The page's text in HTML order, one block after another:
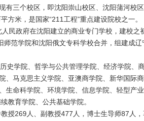
有三个校区，即沈阳崇山校区、沈阳蒲河校
方米，是国家“211工程”重点建设院校之一。
民政府在沈阳建立的商业专门学校，建校之
范学院和沈阳俄文专科学校合并，组建成
史学院、哲学与公共管理学院、经济学院、
、马克思主义学院、亚澳商学院、新华国际
生命科学院、环境学院、信息学院、轻型产
教育学院、公共基础学院。
授269人、副教授477人，博士生导师87人